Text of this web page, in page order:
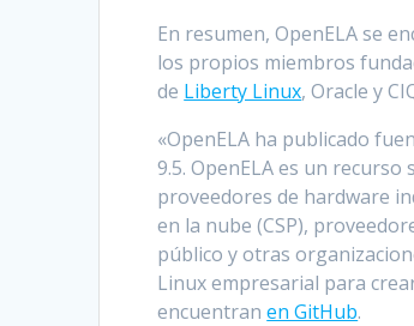
En resumen, OpenELA se
los propios miembros
de Liberty Linux, Oracle y
«OpenELA ha publicado
9.5. OpenELA es un
proveedores de hardware
en la nube (CSP),
público y otras
Linux empresarial para
encuentranen GitHub.